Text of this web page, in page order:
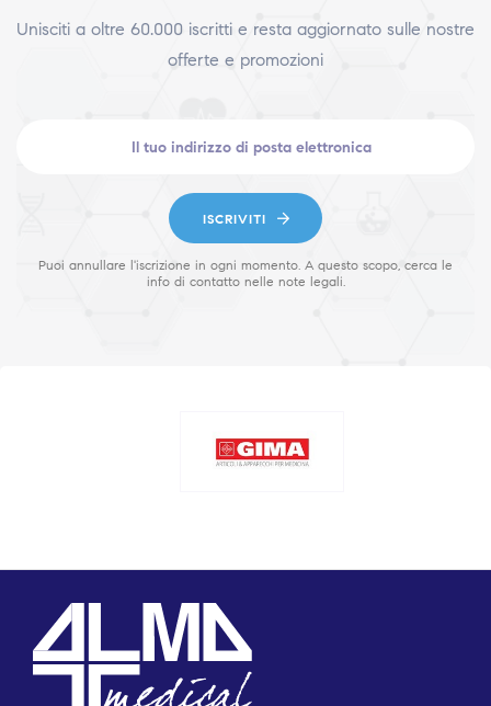
Unisciti a oltre 60.000 iscritti e resta aggiornato sulle nostre
offerte e promozioni
ISCRIVITI
Puoi annullare l'iscrizione in ogni momento. A questo scopo, cerca le
info di contatto nelle note legali.